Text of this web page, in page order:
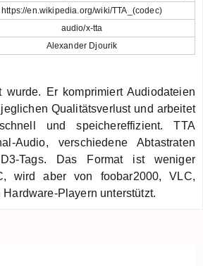
https://en.wikipedia.org/wiki/TTA_(codec)
audio/x-tta
Alexander Djourik
wurde. Er komprimiert Audiodateien
Qualitätsverlust und arbeitet
und speichereffizient. TTA
Audio, verschiedene Abtastraten
Tags. Das Format ist weniger
wird aber von foobar2000, VLC,
Playern unterstützt.